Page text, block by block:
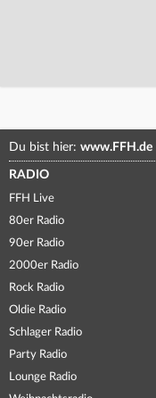
Du bist hier: www.FFH.de
RADIO
FFH Live
80er Radio
90er Radio
2000er Radio
Rock Radio
Oldie Radio
Schlager Radio
Party Radio
Lounge Radio